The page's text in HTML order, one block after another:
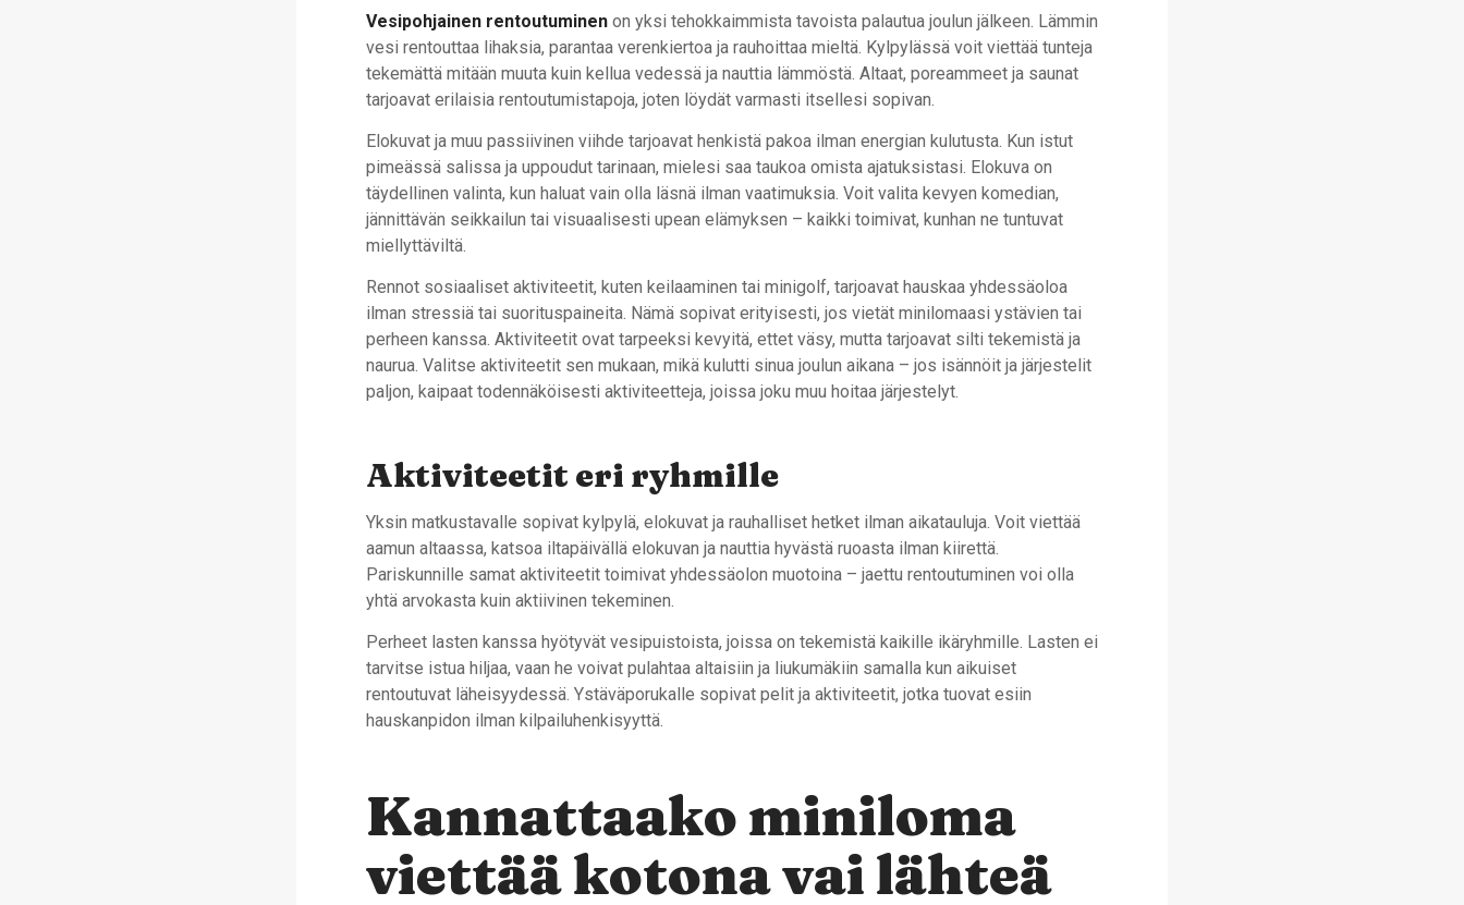
Vesipohjainen rentoutuminenon yksi tehokkaimmista tavoista palautua joulun jälkeen. Lämmin
vesi rentouttaa lihaksia, parantaa verenkiertoa ja rauhoittaa mieltä. Kylpylässä voit viettää tunteja
tekemättä mitään muuta kuin kellua vedessä ja nauttia lämmöstä. Altaat, poreammeet ja saunat
tarjoavat erilaisia rentoutumistapoja, joten löydät varmasti itsellesi sopivan.
Elokuvat ja muu passiivinen viihde tarjoavat henkistä pakoa ilman energian kulutusta. Kun istut
pimeässä salissa ja uppoudut tarinaan, mielesi saa taukoa omista ajatuksistasi. Elokuva on
täydellinen valinta, kun haluat vain olla läsnä ilman vaatimuksia. Voit valita kevyen komedian,
jännittävän seikkailun tai visuaalisesti upean elämyksen – kaikki toimivat, kunhan ne tuntuvat
miellyttäviltä.
Rennot sosiaaliset aktiviteetit, kuten keilaaminen tai minigolf, tarjoavat hauskaa yhdessäoloa
ilman stressiä tai suorituspaineita. Nämä sopivat erityisesti, jos vietät minilomaasi ystävien tai
perheen kanssa. Aktiviteetit ovat tarpeeksi kevyitä, ettet väsy, mutta tarjoavat silti tekemistä ja
naurua. Valitse aktiviteetit sen mukaan, mikä kulutti sinua joulun aikana – jos isännöit ja järjestelit
paljon, kaipaat todennäköisesti aktiviteetteja, joissa joku muu hoitaa järjestelyt.
Aktiviteetit eri ryhmille
Yksin matkustavalle sopivat kylpylä, elokuvat ja rauhalliset hetket ilman aikatauluja. Voit viettää
aamun altaassa, katsoa iltapäivällä elokuvan ja nauttia hyvästä ruoasta ilman kiirettä.
Pariskunnille samat aktiviteetit toimivat yhdessäolon muotoina – jaettu rentoutuminen voi olla
yhtä arvokasta kuin aktiivinen tekeminen.
Perheet lasten kanssa hyötyvät vesipuistoista, joissa on tekemistä kaikille ikäryhmille. Lasten ei
tarvitse istua hiljaa, vaan he voivat pulahtaa altaisiin ja liukumäkiin samalla kun aikuiset
rentoutuvat läheisyydessä. Ystäväporukalle sopivat pelit ja aktiviteetit, jotka tuovat esiin
hauskanpidon ilman kilpailuhenkisyyttä.
Kannattaako miniloma
viettää kotona vai lähteä